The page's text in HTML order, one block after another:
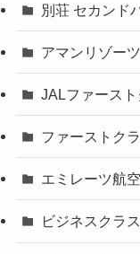
別荘 セカンド
アマンリゾーツ
JALファース
ファーストク
エミレーツ航
ビジネスクラ